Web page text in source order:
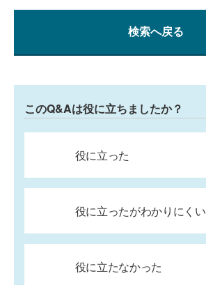
検索へ戻る
このQ&Aは役に立ちましたか？
役に立った
役に立ったがわかりにくい
役に立たなかった